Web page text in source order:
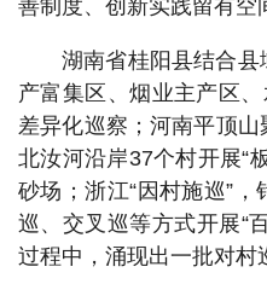
善制度、创新实践留有空
湖南省桂阳县结合
产富集区、烟业主产区
差异化巡察；河南平顶
北汝河沿岸37个村开展“
砂场；浙江“因村施巡”
巡、交叉巡等方式开展
过程中，涌现出一批对村